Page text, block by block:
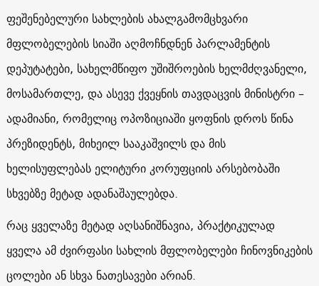
ფეშენებელური სახლების ახალგამომცხვარი
მფლობელების სიაში აღმოჩნდნენ პარლამენტის
დეპუტატები, სახელმწიფო უშიშროების ხელმძღვანელი,
მოსამართლე, და ასევე ქვეყნის თავდაცვის მინისტრი –
ადამიანი, რომელიც ოპოზიციაში ყოფნის დროს წინა
პრეზიდენტს, მიხეილ სააკაშვილს და მის
ხელისუფლებას ელიტური კორუფციის არსებობაში
სხვებზე მეტად ადანაშაულებდა.
რაც ყველაზე მეტად აღსანიშნავია, პრაქტიკულად
ყველა ამ ძვირფასი სახლის მფლობელები ჩინოვნიკების
ცოლები ან სხვა ნათესავები არიან.